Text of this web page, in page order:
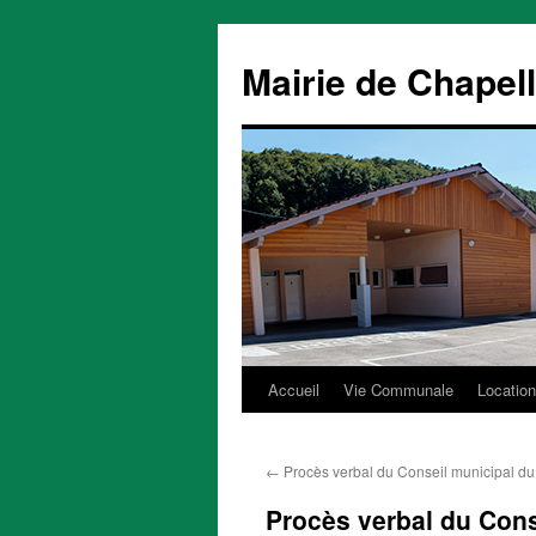
Mairie de
Aller
contenu
Accueil Vie Communale
← Procès verbal du Conseil municipal
Procès verbal du